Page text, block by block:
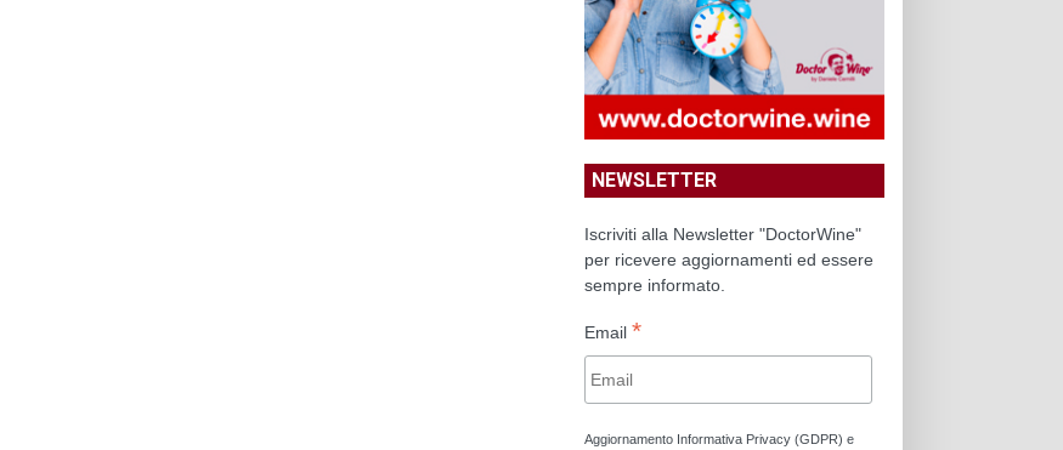
NEWSLETTER
Iscriviti alla Newsletter "DoctorWine"
per ricevere aggiornamenti ed essere
sempre informato.
Email *
Aggiornamento Informativa Privacy (GDPR) e